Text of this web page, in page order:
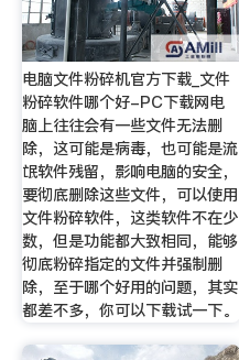
电脑文件粉碎机官方下载_文件
粉碎软件哪个好-PC下载网电
脑上往往会有一些文件无法删
除，这可能是病毒，也可能是流
氓软件残留，影响电脑的安全，
要彻底删除这些文件，可以使用
文件粉碎软件，这类软件不在少
数，但是功能都大致相同，能够
彻底粉碎指定的文件并强制删
除，至于哪个好用的问题，其实
都差不多，你可以下载试一下。